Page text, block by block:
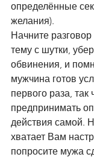
определённые
желания).
Начните
тему с шутки,
обвинения, и
мужчина готов
первого раза, так
предпринимать
действия самой.
хватает Вам
попросите мужа